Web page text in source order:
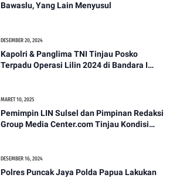
Bawaslu, Yang Lain Menyusul
DESEMBER 20, 2024
Kapolri & Panglima TNI Tinjau Posko
Terpadu Operasi Lilin 2024 di Bandara I
MARET 10, 2025
Pemimpin LIN Sulsel dan Pimpinan Redaksi
Group Media Center.com Tinjau Kondisi
DESEMBER 16, 2024
Polres Puncak Jaya Polda Papua Lakukan